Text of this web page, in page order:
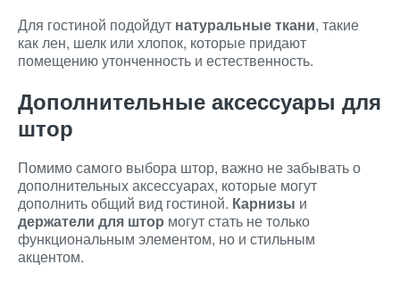
Для гостиной подойдут натуральные ткани, такие
как лен, шелк или хлопок, которые придают
помещению утонченность и естественность.
Дополнительные аксессуары для
штор
Помимо самого выбора штор, важно не забывать о
дополнительных аксессуарах, которые могут
дополнить общий вид гостиной. Карнизы и
держатели для штор могут стать не только
функциональным элементом, но и стильным
акцентом.